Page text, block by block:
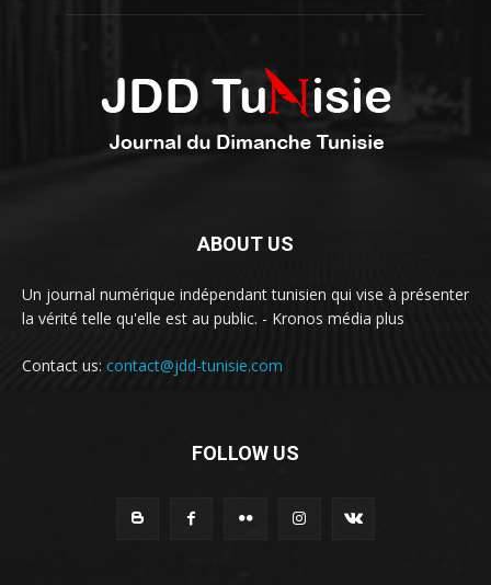
ABOUT US
Un journal numérique indépendant tunisien qui vise à présenter
la vérité telle qu'elle est au public. - Kronos média plus
Contact us: contact@jdd-tunisie.com
FOLLOW US